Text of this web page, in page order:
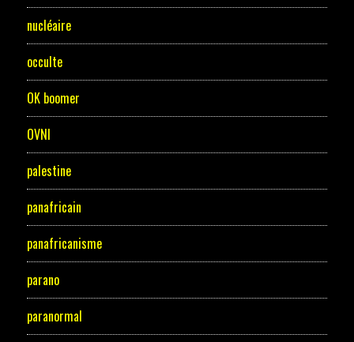
nucléaire
occulte
OK boomer
OVNI
palestine
panafricain
panafricanisme
parano
paranormal